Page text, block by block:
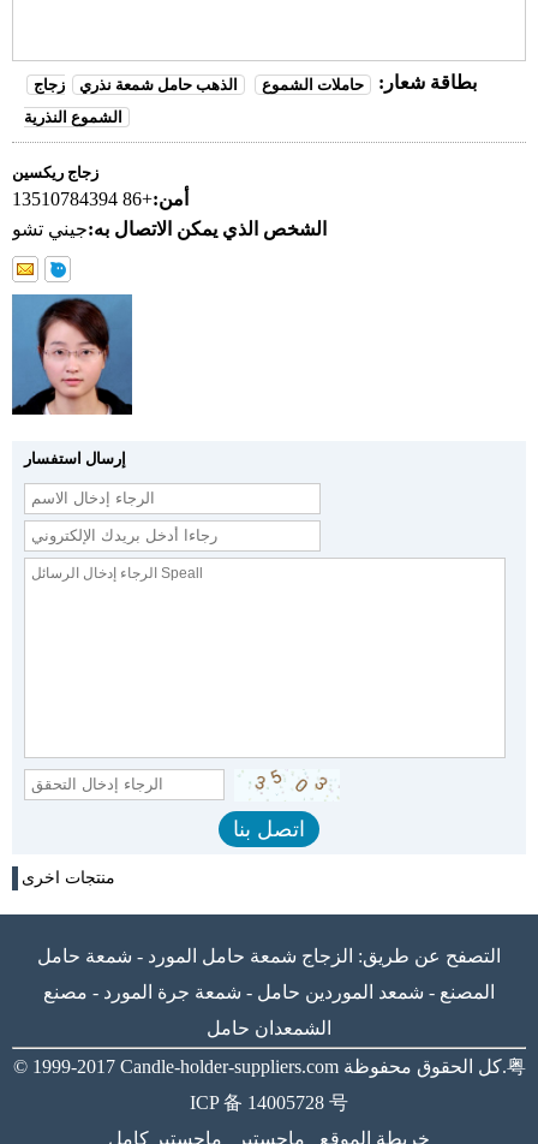
بطاقة شعار: حاملات الشموع الذهب حامل شمعة نذري
زجاج
الشموع النذرية
زجاج ريكسين
أمن:+86 13510784394
الشخص الذي يمكن الاتصال به:جيني تشو
إرسال استفسار
منتجات اخرى
التصفح عن طريق: الزجاج شمعة حامل المورد - شمعة حامل
المصنع - شمعد الموردين حامل - شمعة جرة المورد - مصنع
الشمعدان حامل
© 1999-2017 Candle-holder-suppliers.com كل الحقوق محفوظة.粤
ICP 备 14005728 号
خريطة الموقع
ماجستير ماجستير كامل